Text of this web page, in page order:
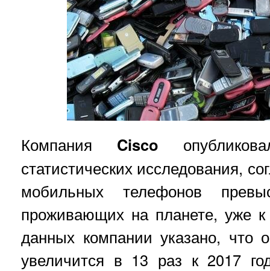
Компания Cisco
статистических исследования,
мобильных телефонов
проживающих на планете, уже
данных компании указано,
увеличится в 13 раз к 2017